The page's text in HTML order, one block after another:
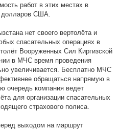
работ в этих местах в
долларов США.
нет своего вертолёта и
спасательных операциях в
Вооруженных Сил Киргизской
в МЧС время проведения
увеличивается. Бесплатно МЧС
обращаться напрямую в
очередь компания ведет
для организации спасательных
страхового полиса.
выходом на маршрут